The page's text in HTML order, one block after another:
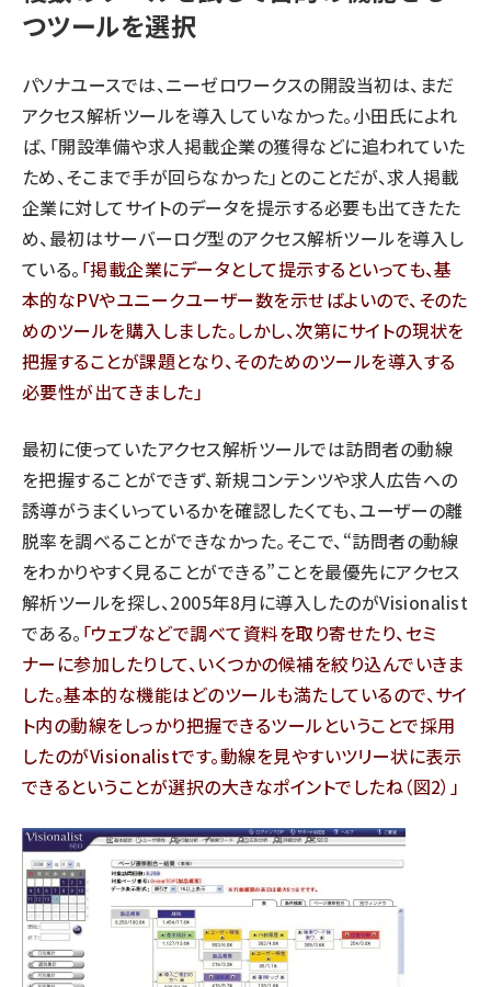
つツールを選択
パソナユースでは、ニーゼロワークスの開設当初は、まだ
アクセス解析ツールを導入していなかった。小田氏によれ
ば、「開設準備や求人掲載企業の獲得などに追われていた
ため、そこまで手が回らなかった」とのことだが、求人掲載
企業に対してサイトのデータを提示する必要も出てきたた
め、最初はサーバーログ型のアクセス解析ツールを導入し
ている。 「掲載企業にデータとして提示するといっても、基
本的なPVやユニークユーザー数を示せばよいので、そのた
めのツールを購入しました。しかし、次第にサイトの現状を
把握することが課題となり、そのためのツールを導入する
必要性が出てきました」
最初に使っていたアクセス解析ツールでは訪問者の動線
を把握することができず、新規コンテンツや求人広告への
誘導がうまくいっているかを確認したくても、ユーザーの離
脱率を調べることができなかった。そこで、“訪問者の動線
をわかりやすく見ることができる”ことを最優先にアクセス
解析ツールを探し、2005年8月に導入したのがVisionalist
である。 「ウェブなどで調べて資料を取り寄せたり、セミ
ナーに参加したりして、いくつかの候補を絞り込んでいきま
した。基本的な機能はどのツールも満たしているので、サイ
ト内の動線をしっかり把握できるツールということで採用
したのがVisionalistです。動線を見やすいツリー状に表示
できるということが選択の大きなポイントでしたね（図2）」